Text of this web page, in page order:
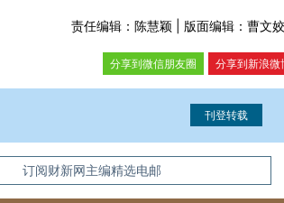
责任编辑：陈慧颖 | 版面编辑：曹文姣
分享到新浪微
分享到微信朋友圈
可刊登转载。
订阅财新网主编精选电邮